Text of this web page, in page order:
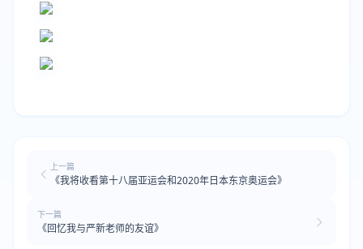
上一篇
《我将收看第十八届亚运会和2020年日本东京奥运会》
下一篇
《回忆我与严新老师的友谊》